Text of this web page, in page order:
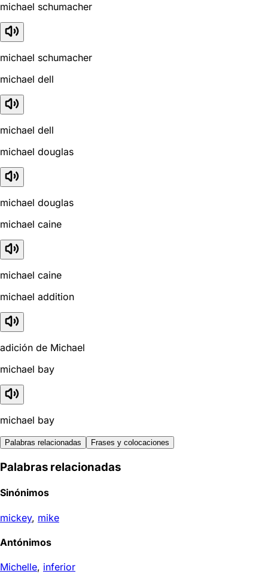
michael schumacher
michael schumacher
michael dell
michael dell
michael douglas
michael douglas
michael caine
michael caine
michael addition
adición de Michael
michael bay
michael bay
Palabras relacionadas Frases y colocaciones
Palabras relacionadas
Sinónimos
mickey, mike
Antónimos
Michelle, inferior